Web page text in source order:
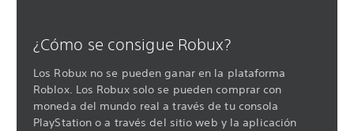
¿Cómo se consigue Robux?
Los Robux no se pueden ganar en la plataforma
Roblox. Los Robux solo se pueden comprar con
moneda del mundo real a través de tu consola
PlayStation o a través del sitio web y la aplicación